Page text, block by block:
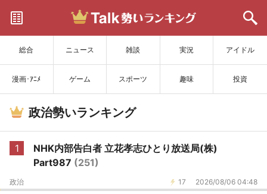
総合 ニュース 雑談 実況 アイドル
漫画･ｱﾆﾒ ゲーム スポーツ 趣味 投資
サイトを更新
政治勢いランキング
1
NHK内部告白者 立花孝志ひとり放送局(株)
Part987 (251)
17 2026/08/06 04:48
政治